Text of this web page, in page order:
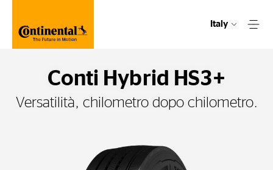
Italy
Conti Hybrid HS3+
Versatilità, chilometro dopo chilometro.